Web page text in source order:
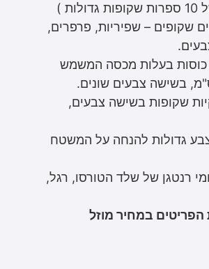
)
שקופים – שפיריות, פרפרים,
– 6 כוסות בעלות מכסה המשמש
שקופות בשישה צבעים,
צבע גדולות להנחה על המשטח
רנטגן של שלד הטורסו, רגל,
במחיר מוזל